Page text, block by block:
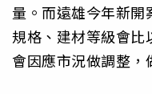
量。而遠雄今年新
規格、建材等級會比
會因應市況做調整，